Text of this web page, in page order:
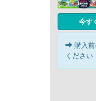
今す
購入
ください